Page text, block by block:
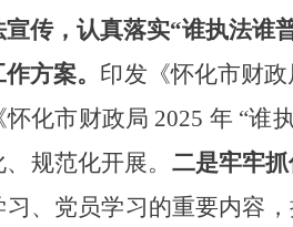
宣传，认真落实“谁执法谁
方案。 印发《怀化市财政
化市财政局 2025 年 “谁
规范化开展。 二是牢牢
、党员学习的重要内容 ，